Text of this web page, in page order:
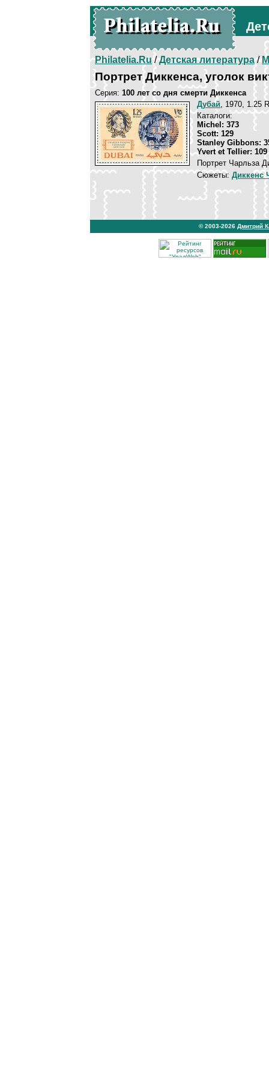
Philatelia.Ru/Детская литература/
Портрет Диккенса, уголок
Серия: 100 лет со дня смерти Диккенса
Дубай, 1970, 1.25
Каталоги:
Michel: 373
Scott: 129
Stanley Gibbons:
Yvert et Tellier: 109
Портрет Чарльза
Сюжеты: Диккенс
© 2003-2026 Дмитрий